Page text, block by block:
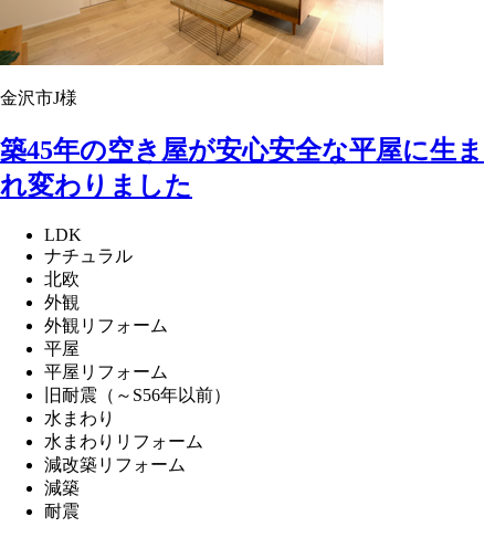
金沢市J様
築45年の空き屋が安心安全な平屋に生ま
れ変わりました
LDK
ナチュラル
北欧
外観
外観リフォーム
平屋
平屋リフォーム
旧耐震（～S56年以前）
水まわり
水まわりリフォーム
減改築リフォーム
減築
耐震